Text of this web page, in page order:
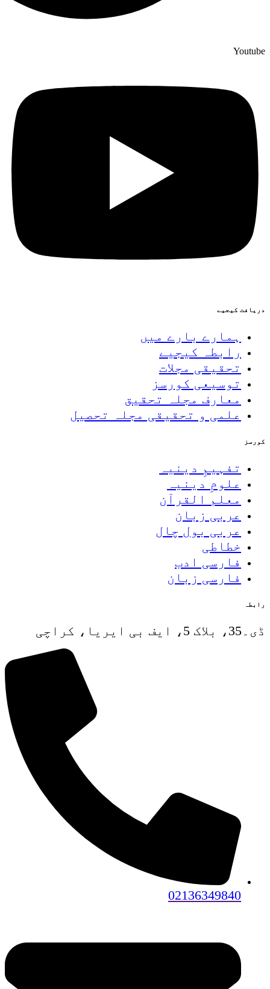
Youtube
دریافت کیجیے
ہمارے بارے میں
رابطہ کیجیے
تحقیقی مجلات
توسیعی کورسز
معارف مجلہ تحقیق
علمی و تحقیقی مجلہ تحصیل
کورسز
تفہیمِ دینیہ
علومِ دینیہ
معلم القرآن
عربی زبان
عربی بول چال
خطاطی
فارسی ادب
فارسی زبان
رابطہ
ڈی۔35، بلاک 5، ایف بی ایریا، کراچی
02136349840